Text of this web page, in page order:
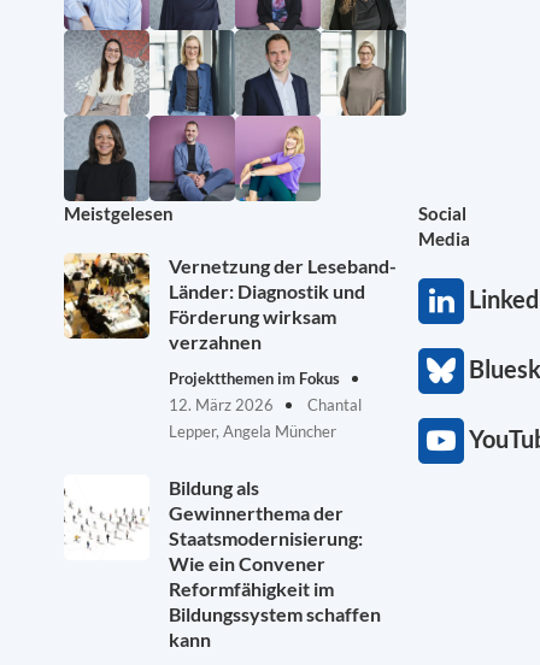
Meistgelesen
Vernetzung der Leseband-
Länder: Diagnostik und
Förderung wirksam
verzahnen
Projektthemen im Fokus
12. März 2026
Chantal
Lepper, Angela Müncher
Bildung als
Gewinnerthema der
Staatsmodernisierung:
Wie ein Convener
Reformfähigkeit im
Bildungssystem schaffen
kann
Social
Media